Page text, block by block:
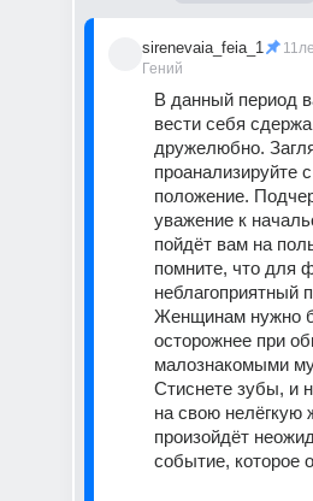
sirenevaia_feia_1
Гений
В данный период
вести себя
дружелюбно.
проанализируйте
положение.
уважение к
пойдёт вам на
помните, что для
неблагоприятный
Женщинам нужно
осторожнее при
малознакомыми
Стиснете зубы, и
на свою нелёгкую
произойдёт
событие, которое